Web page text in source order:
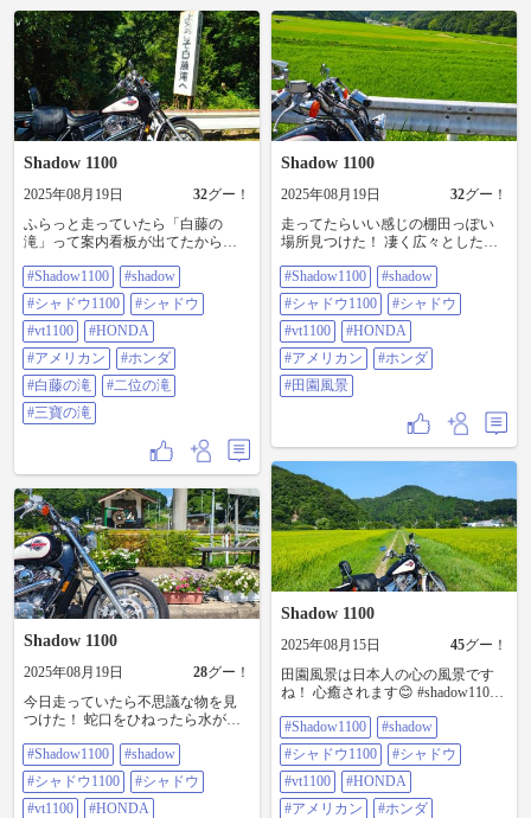
Shadow 1100
2025年08月19日 32グー！
ふらっと走っていたら「白藤の
滝」って案内看板が出てたから行
って轟々と音がしてて涼しくて良
かった！ その近くに「二位の滝」
「三寶の滝」があったので今日は
ちょっとした滝巡りになってしま
った💦 オススメは「白藤の滝」で
すね！ あとの2つは時間のある方は
行ってみては？ #shadow1100
#shadow #シャドウ1100 #シャドウ
#VT1100 #HONDA #アメリカン #ホ
ンダ #白藤の滝 #二位の滝 #三寶の
#Shadow1100
#shadow
#シャドウ1100
#シャドウ
#vt1100
#HONDA
#アメリカン
#ホンダ
#白藤の滝
#二位の滝
#三寶の滝
Shadow 1100
2025年08月19日 32グー！
走ってたらいい感じの棚田っぽい
場所見つけた！ 凄く広々とした場
ハマってます！ #shadow1100
#shadow #シャドウ1100 #シャドウ
#VT1100 #HONDA #アメリカン #ホ
ンダ #田園風景
#Shadow1100
#shadow
#シャドウ1100
#シャドウ
#vt1100
#HONDA
#アメリカン
#ホンダ
#田園風景
Shadow 1100
2025年08月19日 28グー！
今日走っていたら不思議な物を見
つけた！ 蛇口をひねったら水が出
た… #shadow1100 #shadow #シャド
ウ1100 #シャドウ #VT1100
#HONDA #アメリカン #ホンダ #バ
イクの日
#Shadow1100
#shadow
#シャドウ1100
#シャドウ
#vt1100
#HONDA
Shadow 1100
2025年08月15日 45グー！
田園風景は日本人の心の風景です
ね！ 心癒されます😊 #shadow1100
#VT1100 #HONDA #アメリカン #ホ
ンダ #田園風景 #豊岡市
#Shadow1100
#shadow
#シャドウ1100
#シャドウ
#vt1100
#HONDA
#アメリカン
#ホンダ